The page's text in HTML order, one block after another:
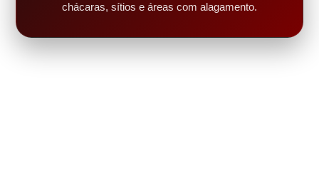
chácaras, sítios e áreas com alagamento.